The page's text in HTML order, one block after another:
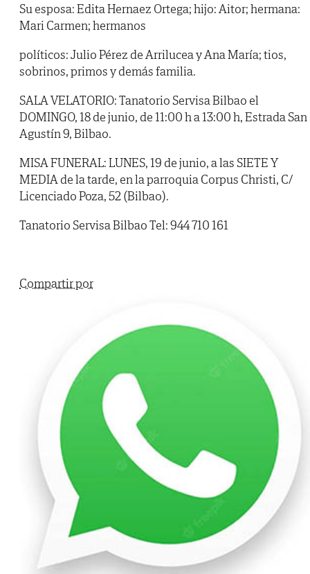
Su esposa: Edita Hernaez Ortega; hijo: Aitor; hermana:
Mari Carmen; hermanos
políticos: Julio Pérez de Arrilucea y Ana María; tios,
sobrinos, primos y demás familia.
SALA VELATORIO: Tanatorio Servisa Bilbao el
DOMINGO, 18 de junio, de 11:00 h a 13:00 h, Estrada San
Agustín 9, Bilbao.
MISA FUNERAL: LUNES, 19 de junio, a las SIETE Y
MEDIA de la tarde, en la parroquia Corpus Christi, C/
Licenciado Poza, 52 (Bilbao).
Tanatorio Servisa Bilbao Tel: 944 710 161
Compartir por